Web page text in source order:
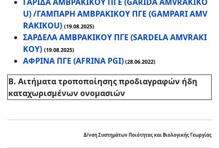
U) /ΓΑΜΠΑΡΗ ΑΜΒΡΑΚΙΚΟΥ ΠΓΕ (GAMPARI AMV
RAKIKOU) (19.08.2025)
ΣΑΡΔΕΛΑ ΑΜΒΡΑΚΙΚΟΥ ΠΓΕ (SARDELA AMVRAKI
KOY) (19.08.2025)
ΑΦΡΙΝΑ ΠΓΕ (AFRINA PGI) (28.06.2022)
Β. Αιτήματα τροποποίησης προδιαγραφών ήδη
καταχωρισμένων ονομασιών
Δ/νση Συστημάτων Ποιότητας και Βιολογικής Γεωργίας